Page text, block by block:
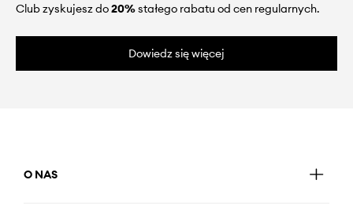
Club zyskujesz do20%stałego rabatu od cen regularnych.
Dowiedz się więcej
O NAS